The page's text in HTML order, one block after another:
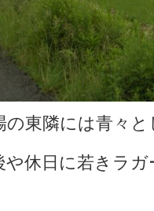
の東隣には青々
や休日に若きラ